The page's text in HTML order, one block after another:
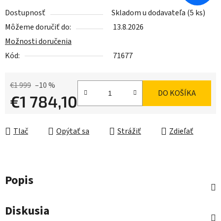
Dostupnosť Skladom u dodavateľa (5 ks)
Môžeme doručiť do:
13.8.2026
Možnosti doručenia
Kód:
71677
€1 999 –10 %
€1 784,10 DO KOŠÍKA
Tlač Opýtať sa Strážiť Zdieľať
Popis
Diskusia